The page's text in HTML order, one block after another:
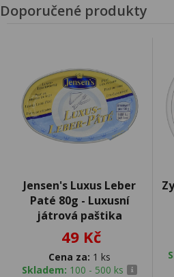
Doporučené produkty
Jensen's Luxus Leber
Paté 80g - Luxusní
játrová paštika
49 Kč
Cena za: 1 ks
Skladem: 100 - 500 ks